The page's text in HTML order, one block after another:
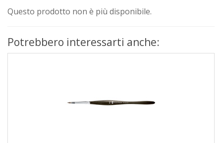
Questo prodotto non è più disponibile.
Potrebbero interessarti anche: